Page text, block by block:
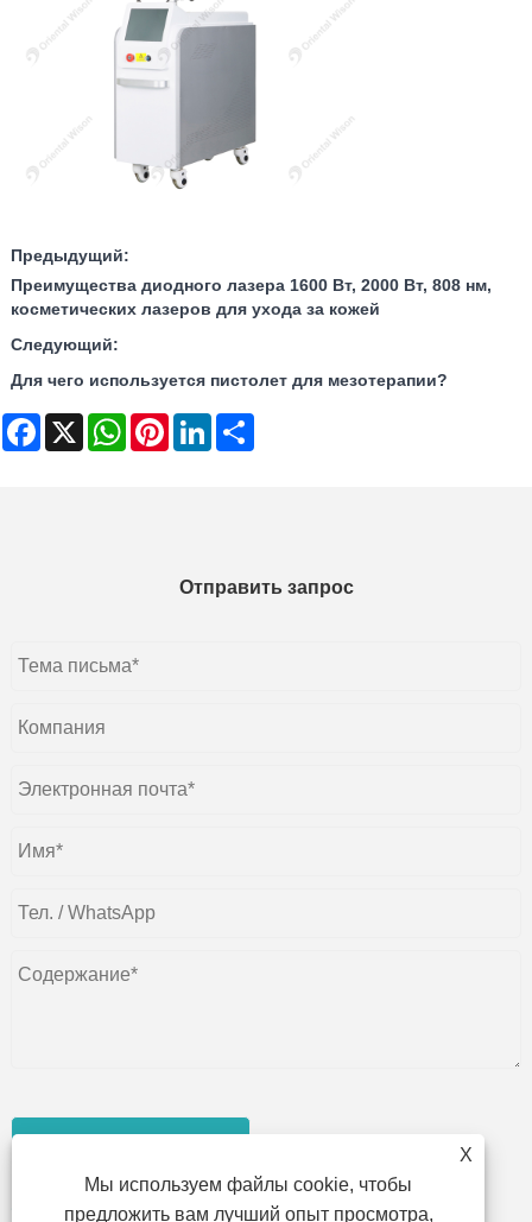
Предыдущий:
Преимущества диодного лазера 1600 Вт, 2000 Вт, 808 нм,
косметических лазеров для ухода за кожей
Следующий:
Для чего используется пистолет для мезотерапии?
Facebook
X WhatsAppPinterestLinkedIn
Отправить запрос
представлять на
рассмотрение
X
Мы используем файлы cookie, чтобы
предложить вам лучший опыт просмотра,